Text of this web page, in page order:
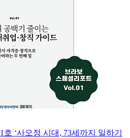
호 ‘사오정 시대, 73세까지 일하기